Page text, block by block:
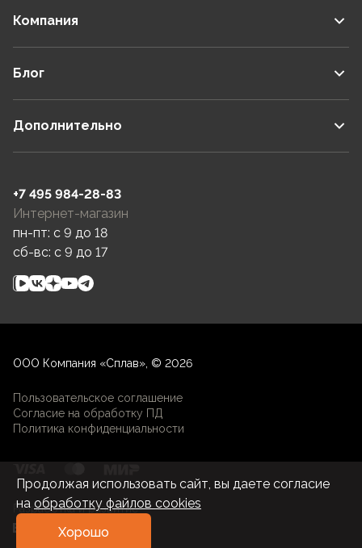
Компания
Блог
Дополнительно
+7 495 984-28-83
Интернет-магазин
пн-пт: c 9 до 18
сб-вс: c 9 до 17
ООО Компания «Сплав», © 2026
Пользовательское соглашение
Согласие на обработку ПД
Политика конфиденциальности
Разработка и развитие
Продолжая использовать сайт, вы даете согласие
на обработку файлов cookies
Хорошо